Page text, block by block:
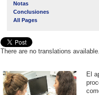
Notas
Conclusiones
All Pages
There are no translations available.
El